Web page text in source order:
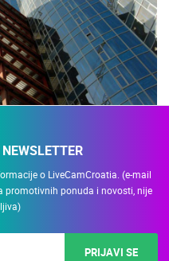
o LiveCamCroatia. (e-mail
promotivnih ponuda i novosti, nije
PRIJAVI SE